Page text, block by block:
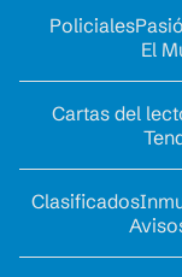
Policiales
El
Cartas del
Clasificados